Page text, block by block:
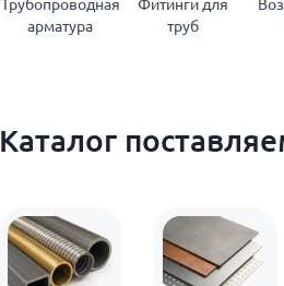
Трубопроводная
арматура
Фитинги для
труб
Каталог